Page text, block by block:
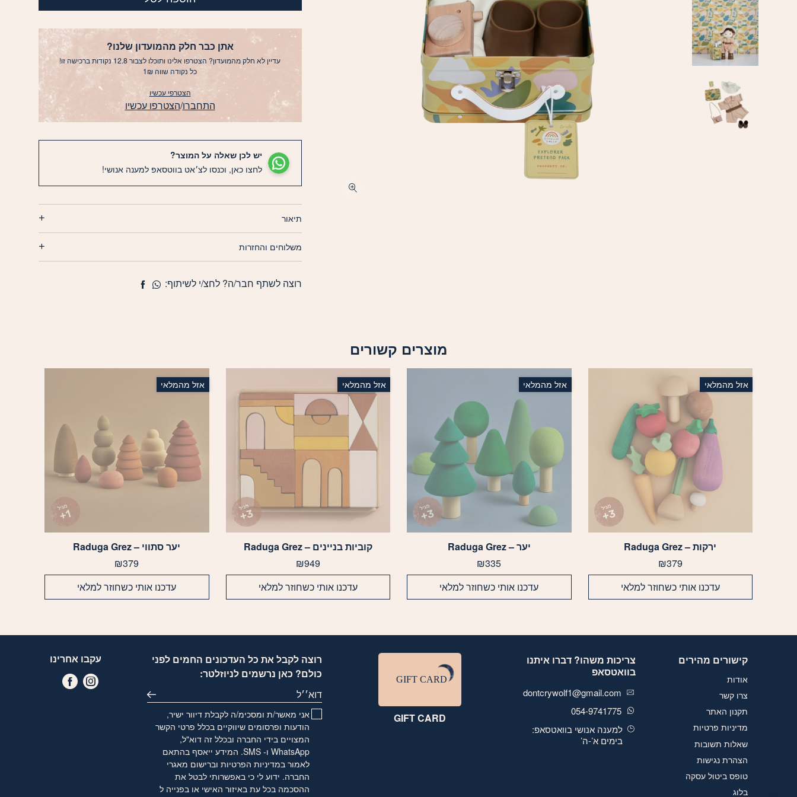
אתן כבר חלק מהמועדון שלנו?
עדיין לא חלק מהמועדון? הצטרפו אלינו ותוכלו לצבור 12.8 נקודות ברכישה זו!
כל נקודה שווה 1₪
הצטרפי עכשיו
התחברו/הצטרפו עכשיו
יש לכן שאלה על המוצר?
לחצו כאן, וכנסו לצ׳אט בווטסאפ למענה אנושי!
תיאור
משלוחים והחזרות
רוצה לשתף חבר/ה? לחצ/י לשיתוף:
מוצרים קשורים
אזל מהמלאי
ירקות – Raduga Grez
₪379
עדכנו אותי כשחוזר למלאי
אזל מהמלאי
יער – Raduga Grez
₪335
עדכנו אותי כשחוזר למלאי
אזל מהמלאי
קוביות בניינים – Raduga Grez
₪949
עדכנו אותי כשחוזר למלאי
אזל מהמלאי
יער סתווי – Raduga Grez
₪379
עדכנו אותי כשחוזר למלאי
רוצה לקבל את כל העדכונים החמים לפני
כולם? כאן נרשמים לניוזלטר:
דוא׳׳ל
אני מאשר/ת ומסכימ/ה לקבלת דיוור ישיר,
הודעות ופרסומים שיווקיים בכלל פרטי הקשר
המצויים בידי החברה ובכלל זה דוא"ל,
WhatsApp ו- SMS. המידע ייאסף בהתאם
לאמורבמדיניות הפרטיות וברישום מאגרי
החברה. ידוע לי כי באפשרותי לבטל את
ההסכמה בכל עת באיזור האישי או בפנייה ל
קישורים מהירים
אודות
צרו קשר
תקנון האתר
מדיניות פרטיות
שאלות תשובות
הצהרת נגישות
טופס ביטול עסקה
בלוג
צריכות משהו? דברו איתנו
בוואטסאפ
dontcrywolf1@gmail.com
054-9741775
למענה אנושי בוואטסאפ:
בימים א’-ה’
עקבו אחרינו
GIFT CARD